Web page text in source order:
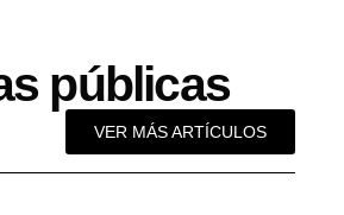
públicas
VER MÁS ARTÍCULOS